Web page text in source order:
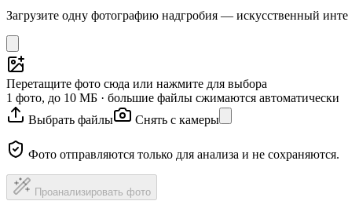
Загрузите одну фотографию надгробия — искусственный
Перетащите фото сюда или нажмите для выбора
1 фото, до 10 МБ · большие файлы сжимаются автоматически
Выбрать файлы
Снять с камеры
Фото отправляются только для анализа и не сохраняются.
Проанализировать фото